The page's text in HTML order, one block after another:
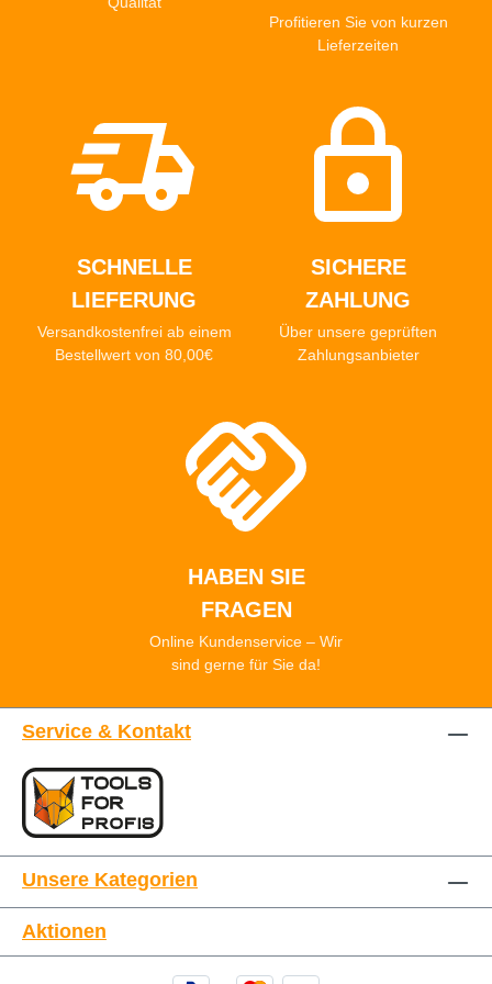
Profitieren Sie von kurzen
Lieferzeiten
SCHNELLE
LIEFERUNG
Versandkostenfrei ab einem
Bestellwert von 80,00€
SICHERE
ZAHLUNG
Über unsere geprüften
Zahlungsanbieter
HABEN SIE
FRAGEN
Online Kundenservice – Wir
sind gerne für Sie da!
Service & Kontakt
Unsere Kategorien
Aktionen